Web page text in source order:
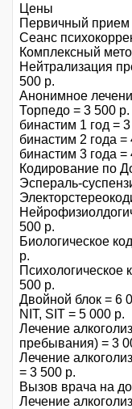
Цены
Первичный прием
Сеанс
Комплексный
Нейтрализация
500 р.
Анонимное
Торпедо = 3 500 р.
бинастим 1 год =
бинастим 2 года =
бинастим 3 года =
Кодирование по
Эспераль-
500 р.
Биологическое
р.
Психологическое
500 р.
Двойной блок = 6
NIT, SIT = 5 000 р.
Лечение
пребывания) = 3
Лечение
= 3 500 р.
Вызов врача на
Лечение